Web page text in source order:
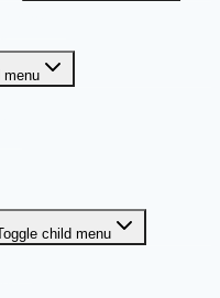
menu
child menu